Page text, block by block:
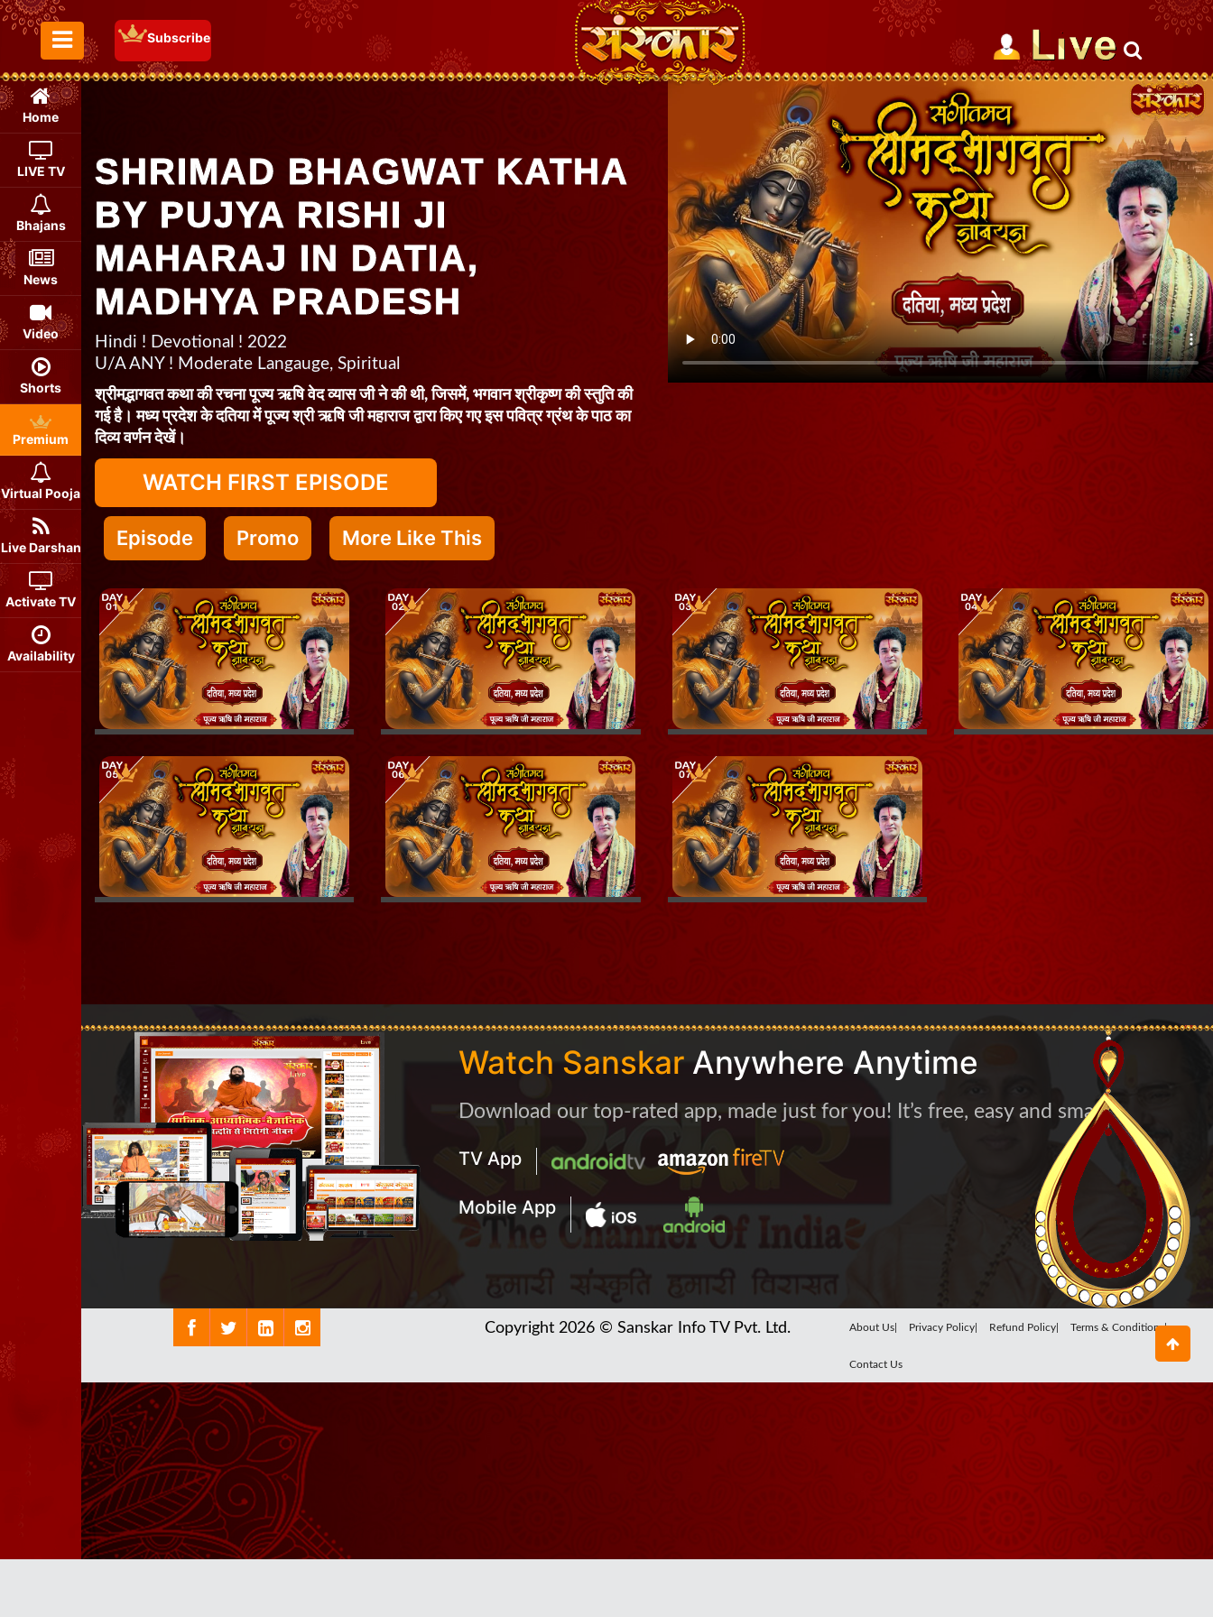
Toggle Menu
Subscribe
Home
LIVE TV
Bhajans
News
Video
Shorts
Premium
Virtual Pooja
Live Darshan
Activate TV
Availability
SHRIMAD BHAGWAT KATHA
BY PUJYA RISHI JI
MAHARAJ IN DATIA,
MADHYA PRADESH
Hindi ! Devotional ! 2022
U/A ANY ! Moderate Langauge, Spiritual
श्रीमद्भागवत कथा की रचना पूज्य ऋषि वेद व्यास जी ने की थी, जिसमें, भगवान श्रीकृष्ण की स्तुति की
गई है। मध्य प्रदेश के दतिया में पूज्य श्री ऋषि जी महाराज द्वारा किए गए इस पवित्र ग्रंथ के पाठ का
दिव्य वर्णन देखें।
WATCH FIRST EPISODE
Episode Promo More Like This
Watch Sanskar Anywhere Anytime
Download our top-rated app, made just for you! It’s free, easy and smart
TV App
Mobile App
Copyright 2026 © Sanskar Info TV Pvt. Ltd. About Us| Privacy Policy| Refund Policy| Terms & Conditions|
Contact Us